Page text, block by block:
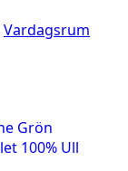
Vardagsrum